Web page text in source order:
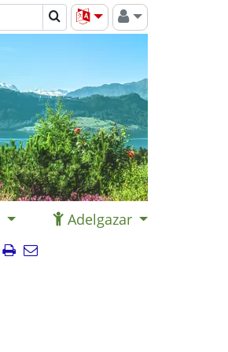
Adelgazar